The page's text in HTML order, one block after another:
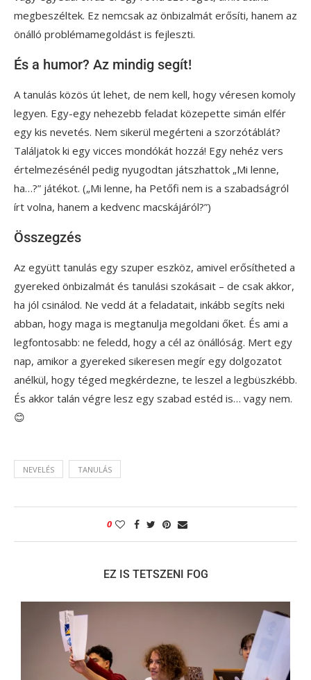
megbeszéltek. Ez nemcsak az önbizalmát erősíti, hanem az
önálló problémamegoldást is fejleszti.
És a humor? Az mindig segít!
A tanulás közös út lehet, de nem kell, hogy véresen komoly
legyen. Egy-egy nehezebb feladat közepette simán elfér
egy kis nevetés. Nem sikerül megérteni a szorzótáblát?
Találjatok ki egy vicces mondókát hozzá! Egy nehéz vers
értelmezésénél pedig nyugodtan játszhattok „Mi lenne,
ha…?” játékot. („Mi lenne, ha Petőfi nem is a szabadságról
írt volna, hanem a kedvenc macskájáról?”)
Összegzés
Az együtt tanulás egy szuper eszköz, amivel erősítheted a
gyereked önbizalmát és tanulási szokásait – de csak akkor,
ha jól csinálod. Ne vedd át a feladatait, inkább segíts neki
abban, hogy maga is megtanulja megoldani őket. És ami a
legfontosabb: ne feledd, hogy a cél az önállóság. Mert egy
nap, amikor a gyereked sikeresen megír egy dolgozatot
anélkül, hogy téged megkérdezne, te leszel a legbüszkébb.
És akkor talán végre lesz egy szabad estéd is… vagy nem.
😊
NEVELÉS TANULÁS
0
EZ IS TETSZENI FOG